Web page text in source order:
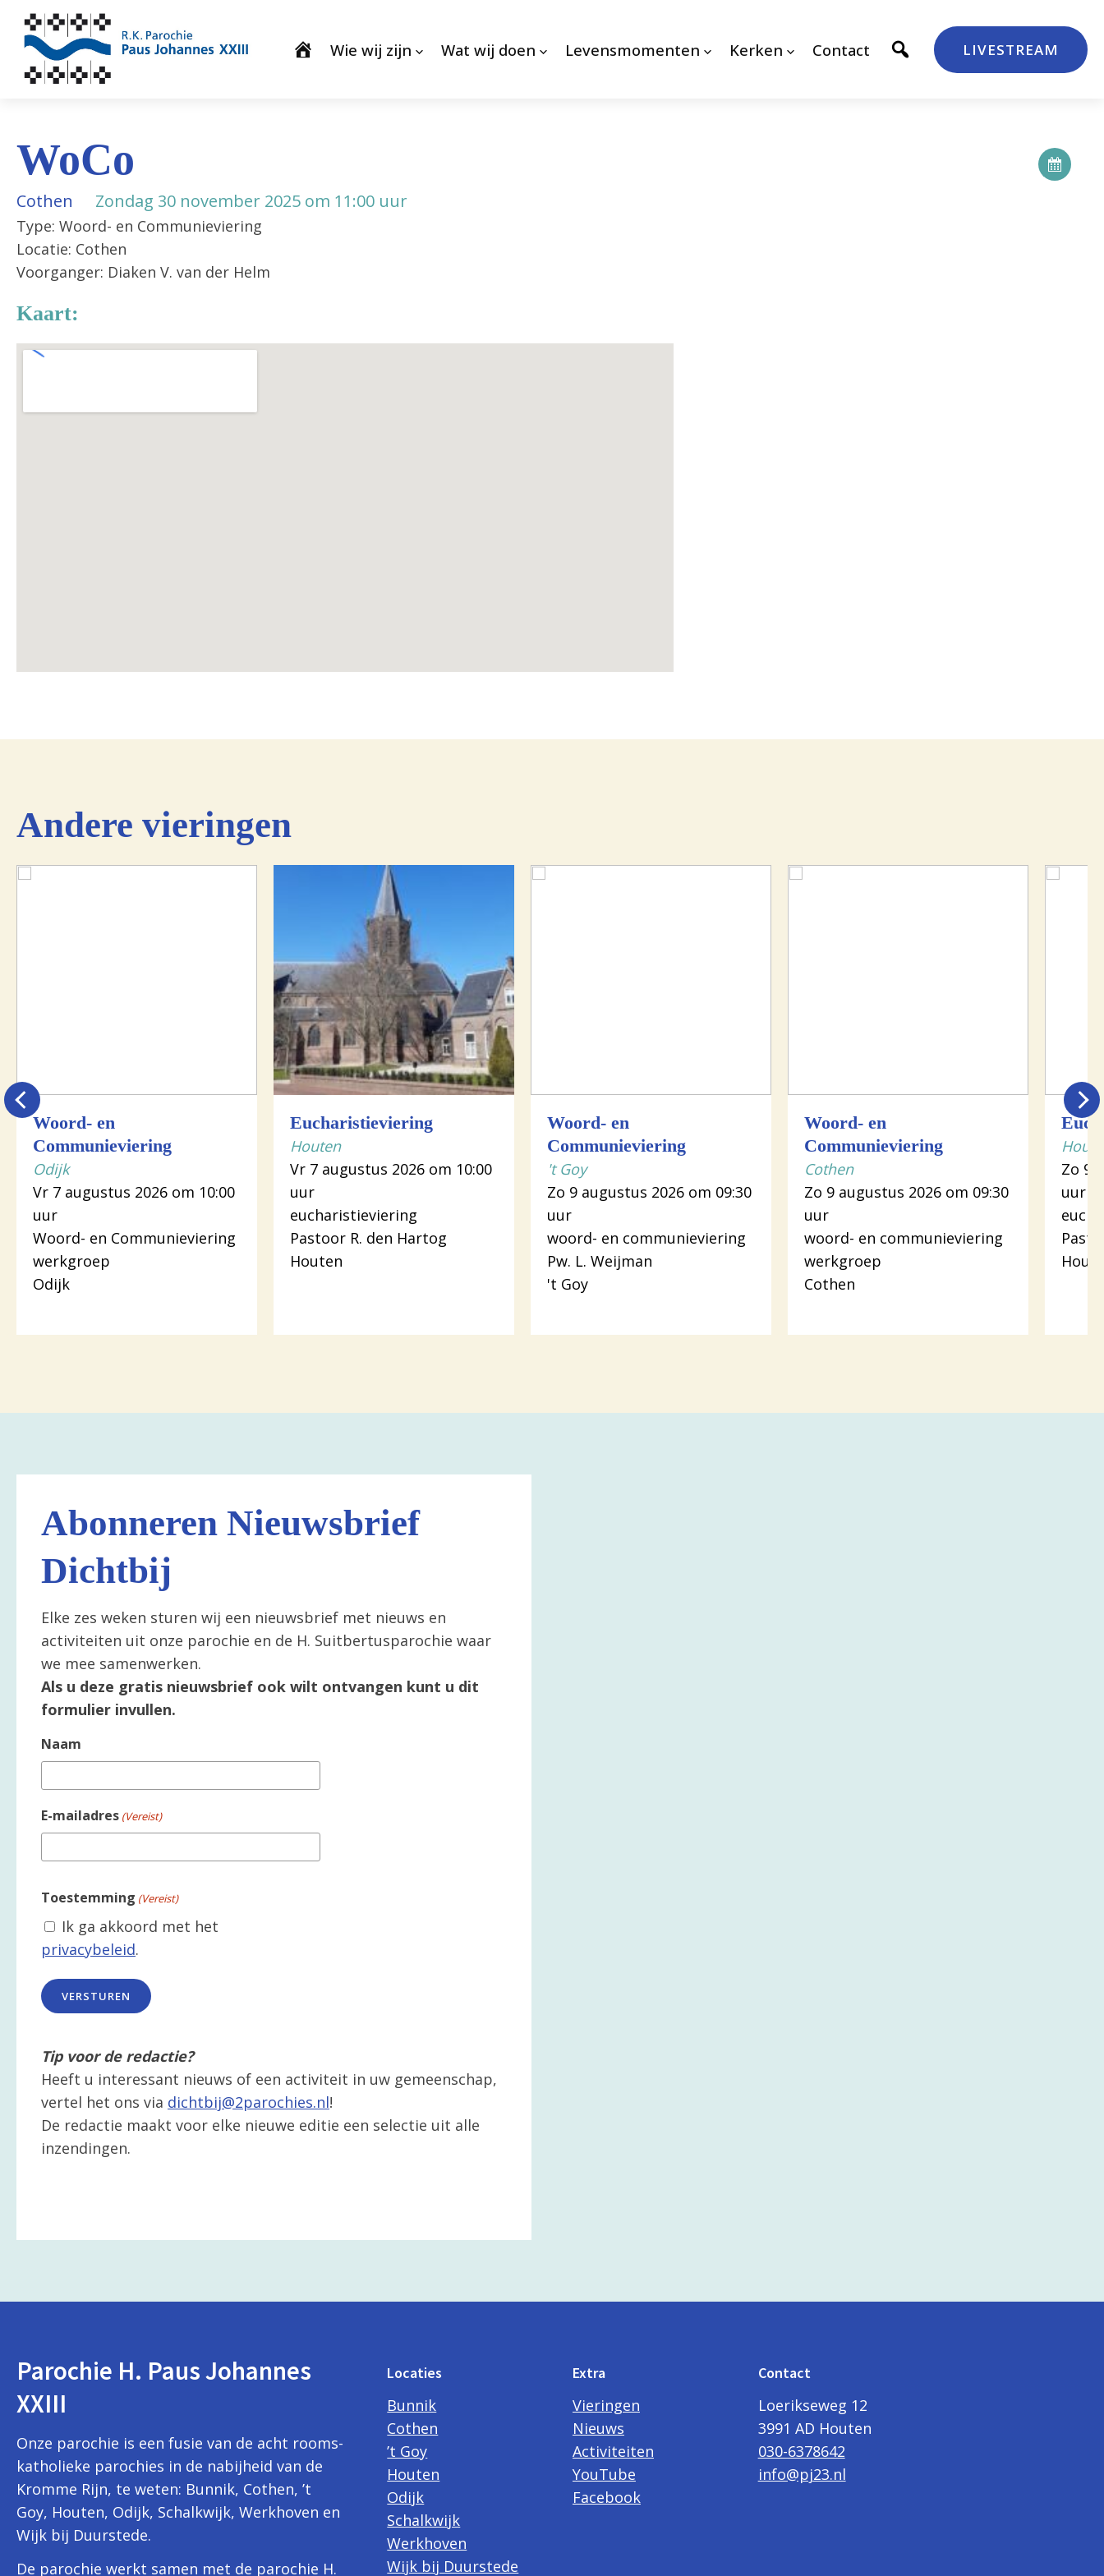
Wie wij zijn Wat wij doen Levensmomenten Kerken Contact LIVESTREAM
WoCo
Cothen Zondag 30 november 2025 om 11:00 uur
Type: Woord- en Communieviering
Locatie: Cothen
Voorganger: Diaken V. van der Helm
Kaart:
Andere vieringen
Woord- en
Communieviering
Odijk
Vr 7 augustus 2026 om 10:00
uur
Woord- en Communieviering
werkgroep
Odijk
Eucharistieviering
Houten
Vr 7 augustus 2026 om 10:00
uur
eucharistieviering
Pastoor R. den Hartog
Houten
Woord- en
Communieviering
't Goy
Zo 9 augustus 2026 om 09:30
uur
woord- en communieviering
Pw. L. Weijman
't Goy
Woord- en
Communieviering
Cothen
Zo 9 augustus 2026 om 09:30
uur
woord- en communieviering
werkgroep
Cothen
Zo 9
uur
Abonneren Nieuwsbrief
Dichtbij
Elke zes weken sturen wij een nieuwsbrief met nieuws en
activiteiten uit onze parochie en de H. Suitbertusparochie waar
we mee samenwerken.
Als u deze gratis nieuwsbrief ook wilt ontvangen kunt u dit
formulier invullen.
Naam
E-mailadres (Vereist)
Toestemming (Vereist)
Ik ga akkoord met het
privacybeleid.
Tip voor de redactie?
Heeft u interessant nieuws of een activiteit in uw gemeenschap,
vertel het ons via dichtbij@2parochies.nl!
De redactie maakt voor elke nieuwe editie een selectie uit alle
inzendingen.
Parochie H. Paus Johannes
XXIII
Onze parochie is een fusie van de acht rooms-
katholieke parochies in de nabijheid van de
Kromme Rijn, te weten: Bunnik, Cothen, ’t
Goy, Houten, Odijk, Schalkwijk, Werkhoven en
Wijk bij Duurstede.
De parochie werkt samen met de parochie H.
Locaties
Bunnik
Cothen
’t Goy
Houten
Odijk
Schalkwijk
Werkhoven
Wijk bij Duurstede
Extra
Vieringen
Nieuws
Activiteiten
YouTube
Facebook
Contact
Loerikseweg 12
3991 AD Houten
030-6378642
info@pj23.nl